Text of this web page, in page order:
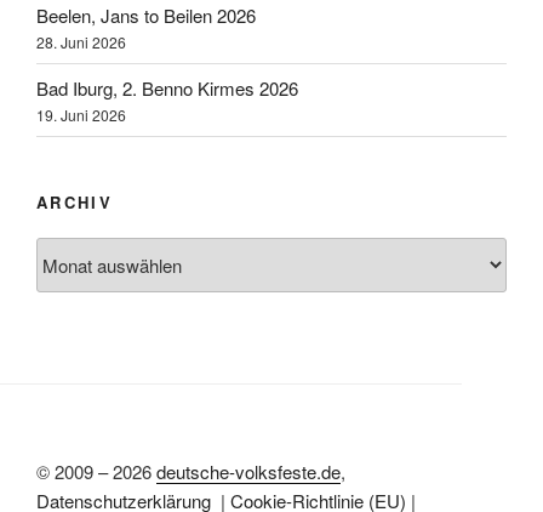
Beelen, Jans to Beilen 2026
28. Juni 2026
Bad Iburg, 2. Benno Kirmes 2026
19. Juni 2026
ARCHIV
© 2009 – 2026deutsche-volksfeste.de,
Datenschutzerklärung | Cookie-Richtlinie (EU) |